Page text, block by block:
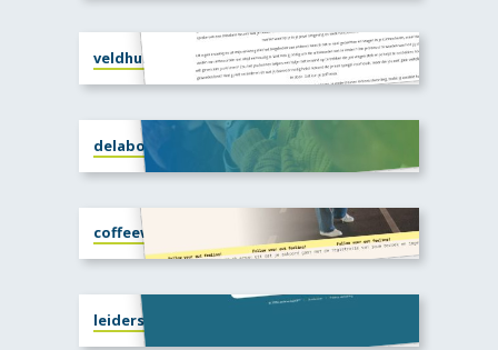
veldhuistrainingencoaching.nl
delaborant.nl
coffeewithcorine.com
leiderschapgpt.nl